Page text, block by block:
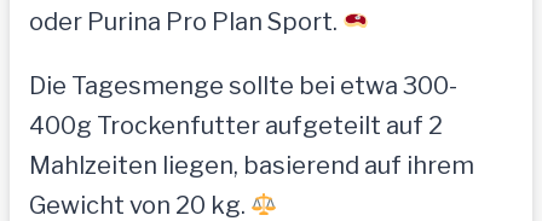
oder Purina Pro Plan Sport.
Die Tagesmenge sollte bei etwa 300-
400g Trockenfutter aufgeteilt auf 2
Mahlzeiten liegen, basierend auf ihrem
Gewicht von 20 kg.